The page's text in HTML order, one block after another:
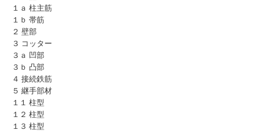
１ａ 柱主筋
１ｂ 帯筋
２ 壁部
３ コッター
３ａ 凹部
３ｂ 凸部
４ 接続鉄筋
５ 継手部材
１１ 柱型
１２ 柱型
１３ 柱型